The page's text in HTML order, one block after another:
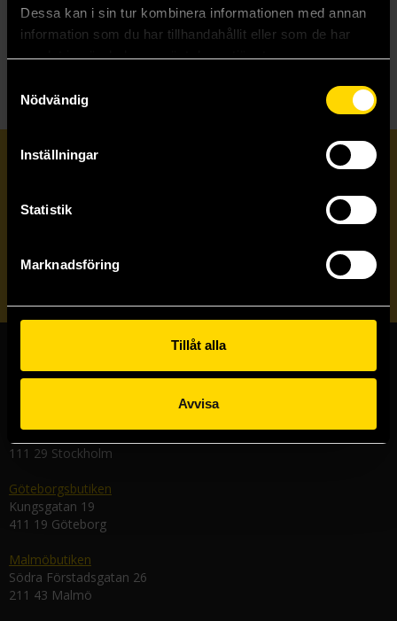
Dessa kan i sin tur kombinera informationen med annan
information som du har tillhandahållit eller som de har
samlat in när du har använt deras tjänster.
Nödvändig
Inställningar
Statistik
Marknadsföring
Tillåt alla
Avvisa
Läs mer
Prenumerera på vårt nyhetsbrev
Skicka
Butiker & kundtjänst
Västerlånggatan 48
111 29 Stockholm
Göteborgsbutiken
Kungsgatan 19
411 19 Göteborg
Malmöbutiken
Södra Förstadsgatan 26
211 43 Malmö